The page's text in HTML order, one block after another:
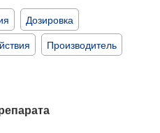
Дозировка
Производитель